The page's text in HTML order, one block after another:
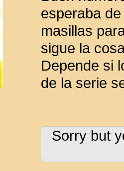
esperaba
masillas
sigue la
Depende si
de la serie
Sorry but